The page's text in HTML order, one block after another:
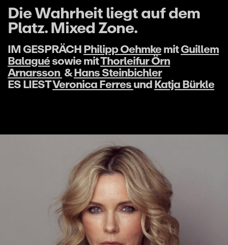
Die Wahrheit liegt auf dem
Platz. Mixed Zone.
IM GESPRÄCHPhilipp OehmkemitGuillem
Balaguésowie mitThorleifur Örn
Arnarsson &Hans Steinbichler
ES LIESTVeronica FerresundKatja Bürkle